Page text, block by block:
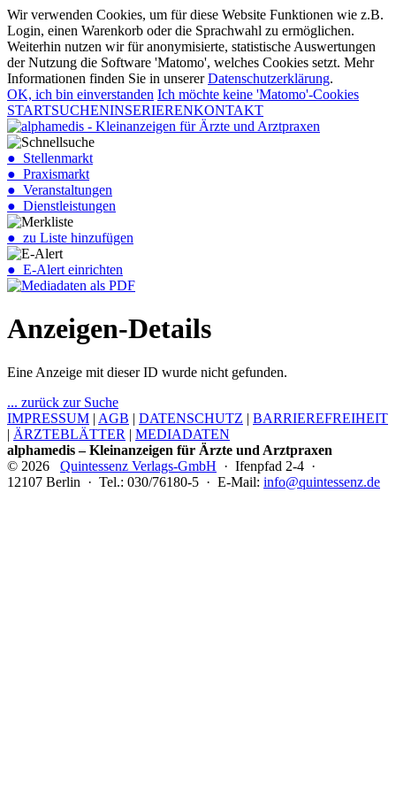
Wir verwenden Cookies, um für diese Website Funktionen wie z.B.
Login, einen Warenkorb oder die Sprachwahl zu ermöglichen.
Weiterhin nutzen wir für anonymisierte, statistische Auswertungen
der Nutzung die Software 'Matomo', welches Cookies setzt. Mehr
Informationen finden Sie in unsererDatenschutzerklärung.
OK, ich bin einverstanden Ich möchte keine 'Matomo'-Cookies
STARTSUCHENINSERIERENKONTAKT
● Stellenmarkt
● Praxismarkt
● Veranstaltungen
● Dienstleistungen
● zu Liste hinzufügen
● E-Alert einrichten
Anzeigen-Details
Eine Anzeige mit dieser ID wurde nicht gefunden.
... zurück zur Suche
IMPRESSUM | AGB | DATENSCHUTZ | BARRIEREFREIHEIT
| ÄRZTEBLÄTTER | MEDIADATEN
alphamedis – Kleinanzeigen für Ärzte und Arztpraxen
© 2026 Quintessenz Verlags-GmbH · Ifenpfad 2-4 ·
12107 Berlin · Tel.: 030/76180-5 · E-Mail: info@quintessenz.de